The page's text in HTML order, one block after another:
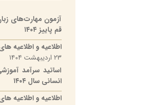
آزمون مهارت‌های
قم پاییز ۱۴۰۴
اطلاعیه و اطلاعیه
۲۳ اردیبهشت ۱۴۰۴
اساتید سرآمد
انسانی سال ۱۴۰۴
اطلاعیه و اطلاعیه